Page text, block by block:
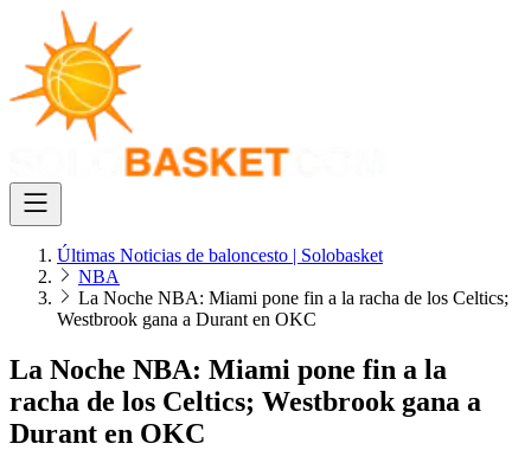
Últimas Noticias de baloncesto | Solobasket
NBA
La Noche NBA: Miami pone fin a la racha de los Celtics;
Westbrook gana a Durant en OKC
La Noche NBA: Miami pone fin a la
racha de los Celtics; Westbrook gana a
Durant en OKC